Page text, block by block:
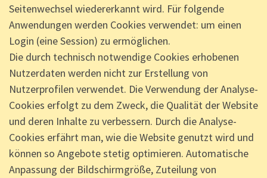
Seitenwechsel wiedererkannt wird. Für folgende
Anwendungen werden Cookies verwendet: um einen
Login (eine Session) zu ermöglichen.
Die durch technisch notwendige Cookies erhobenen
Nutzerdaten werden nicht zur Erstellung von
Nutzerprofilen verwendet. Die Verwendung der Analyse-
Cookies erfolgt zu dem Zweck, die Qualität der Website
und deren Inhalte zu verbessern. Durch die Analyse-
Cookies erfährt man, wie die Website genutzt wird und
können so Angebote stetig optimieren. Automatische
Anpassung der Bildschirmgröße, Zuteilung von